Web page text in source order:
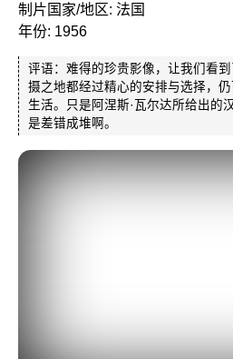
制片国家/地区: 法国
年份: 1956
评语：难得的珍贵影像，让我们看
摄之地都经过精心的安排与选择，
生活。只是阿涅斯·瓦尔达所给出的
是差错成堆啊。